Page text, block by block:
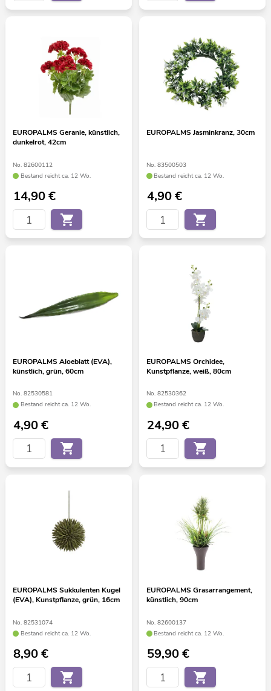
EUROPALMS Geranie, künstlich,
dunkelrot, 42cm
No. 82600112
Bestand reicht ca. 12 Wo.
14,90€
EUROPALMS Jasminkranz, 30cm
No. 83500503
Bestand reicht ca. 12 Wo.
4,90€
EUROPALMS Aloeblatt (EVA),
künstlich, grün, 60cm
No. 82530581
Bestand reicht ca. 12 Wo.
4,90€
EUROPALMS Orchidee,
Kunstpflanze, weiß, 80cm
No. 82530362
Bestand reicht ca. 12 Wo.
24,90€
EUROPALMS Sukkulenten Kugel
(EVA), Kunstpflanze, grün, 16cm
No. 82531074
Bestand reicht ca. 12 Wo.
8,90€
EUROPALMS Grasarrangement,
künstlich, 90cm
No. 82600137
Bestand reicht ca. 12 Wo.
59,90€